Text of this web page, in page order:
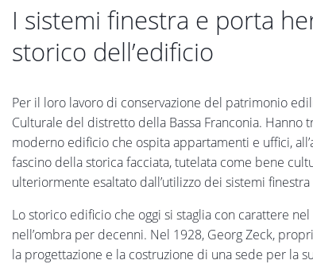
I sistemi finestra e porta
storico dell’edificio
Per il loro lavoro di conservazione del patrimonio
Culturale del distretto della Bassa Franconia.
moderno edificio che ospita appartamenti e uffici,
fascino della storica facciata, tutelata come bene
ulteriormente esaltato dall’utilizzo dei sistemi
Lo storico edificio che oggi si staglia con carattere
nell’ombra per decenni. Nel 1928, Georg Zeck,
la progettazione e la costruzione di una sede per la